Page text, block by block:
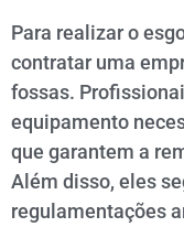
Para realizar o
contratar uma
fossas.
equipamento
que garantem a
Além disso, eles
regulamentações